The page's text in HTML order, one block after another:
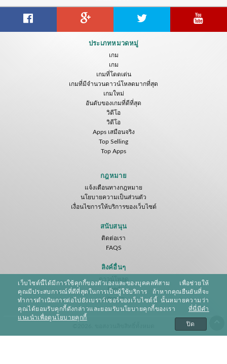
ประเภทหมวดหมู่
เกม
เกม
เกมที่โดดเด่น
เกมที่มีจำนวนดาวน์โหลดมากที่สุด
เกมใหม่
อันดับของเกมที่ดีที่สุด
วิดีโอ
วิดีโอ
Apps เสมือนจริง
Top Selling
Top Apps
กฎหมาย
แจ้งเตือนทางกฎหมาย
นโยบายความเป็นส่วนตัว
เงื่อนไขการให้บริการของเว็บไซต์
สนับสนุน
ติดต่อเรา
FAQS
ลิงค์อื่นๆ
ดาวน์โหลด
Feed
Sitemap
เว็บไซต์นี้ได้มีการใช้คุกกี้ของตัวเองและของบุคคลที่สาม เพื่อช่วยให้
คุณมีประสบการณ์ที่ดีที่สุดในการเป็นผู้ใช้บริการ ถ้าหากคุณยืนยันที่จะ
ทำการดำเนินการต่อไปยังเบราว์เซอร์ของเว็บไซต์นี้ นั้นหมายความว่า
คุณได้ยอมรับคุกกี้ดังกล่าวและยอมรับนโยบายคุกกี้ของเรา ที่นี่มีคำ
แนะนำเพื่อดูนโยบายคุกกี้
ปิด